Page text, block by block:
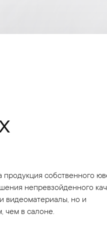
собственного
непревзойденного
видеоматериалы, но и
чем в салоне.